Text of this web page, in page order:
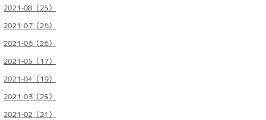
2021-08（25）
2021-07（26）
2021-06（26）
2021-05（17）
2021-04（19）
2021-03（25）
2021-02（21）